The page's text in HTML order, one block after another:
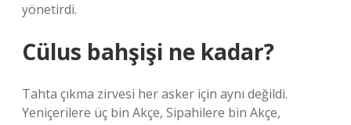
yönetirdi.
Cülus bahşişi ne kadar?
Tahta çıkma zirvesi her asker için aynı değildi.
Yeniçerilere üç bin Akçe, Sipahilere bin Akçe,